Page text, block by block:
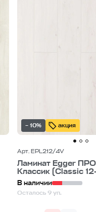
– 10% акция
Арт. EPL212/4V
Ламинат Egger
Классик (Classic
В наличии
Осталось 9 уп.